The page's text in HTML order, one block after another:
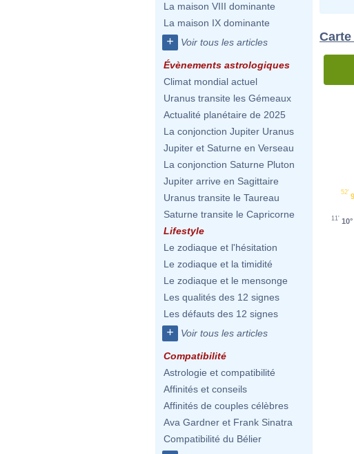
La maison VIII dominante
La maison IX dominante
+ Voir tous les articles
Évènements astrologiques
Climat mondial actuel
Uranus transite les Gémeaux
Actualité planétaire de 2025
La conjonction Jupiter Uranus
Jupiter et Saturne en Verseau
La conjonction Saturne Pluton
Jupiter arrive en Sagittaire
Uranus transite le Taureau
Saturne transite le Capricorne
Lifestyle
Le zodiaque et l'hésitation
Le zodiaque et la timidité
Le zodiaque et le mensonge
Les qualités des 12 signes
Les défauts des 12 signes
+ Voir tous les articles
Compatibilité
Astrologie et compatibilité
Affinités et conseils
Affinités de couples célèbres
Ava Gardner et Frank Sinatra
Compatibilité du Bélier
52'
10°
11'